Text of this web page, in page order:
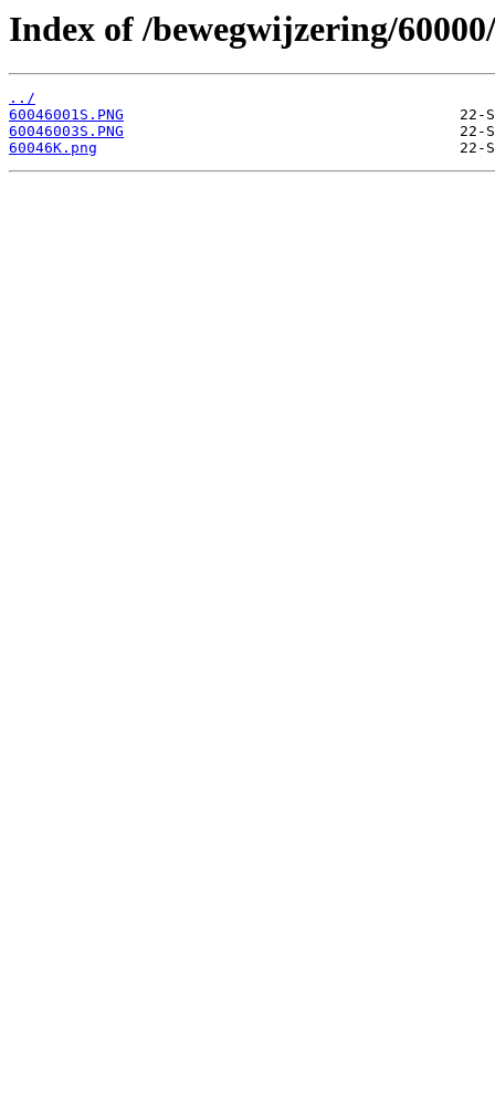
Index of /bewegwijzering/
../
60046001S.PNG
60046003S.PNG
60046K.png